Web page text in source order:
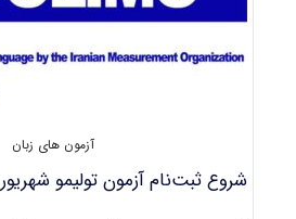
آزمون های زبان
شروع ثبت‌نام آزمون‌ تولیمو شهریور ۱۴۰۵